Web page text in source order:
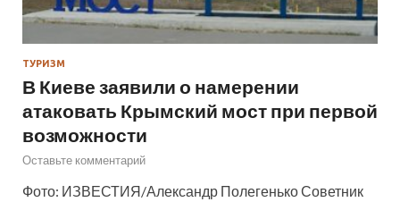
ТУРИЗМ
В Киеве заявили о намерении
атаковать Крымский мост при первой
возможности
Оставьте комментарий
Фото: ИЗВЕСТИЯ/Александр Полегенько Советник